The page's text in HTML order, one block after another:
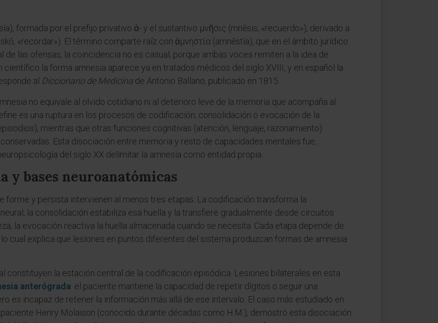
formada por el prefijo privativo ἀ- y el sustantivo μνῆσις (mnēsis, «recuerdo»), derivado a
«recordar»). El término comparte raíz con ἀμνηστία (amnēstía), que en el ámbito jurídico
de las ofensas; la coincidencia no es casual, porque ambas voces remiten a la idea de
científico la forma amnesia aparece ya en tratados médicos del siglo XVIII, y en español la
al Diccionario de Medicina de Antonio Ballano, publicado en 1815.
no equivale al olvido cotidiano ni al deterioro leve de la memoria que acompaña al
es una ruptura en los procesos de codificación, consolidación o evocación de la
mientras que otras funciones cognitivas (atención, lenguaje, razonamiento)
Esta disociación entre memoria y resto de capacidades mentales fue,
del siglo XX delimitar la amnesia como entidad propia.
y bases neuroanatómicas
forme y persista intervienen al menos tres etapas. La codificación transforma la
la consolidación estabiliza esa huella y la transfiere gradualmente desde circuitos
la evocación reactiva la huella almacenada cuando se necesita. Cada etapa depende de
cual explica que lesiones en puntos diferentes del sistema produzcan formas de amnesia
constituyen la estación central de la codificación episódica. Lesiones bilaterales en esta
anterógrada: el paciente mantiene la capacidad de repetir dígitos o seguir una
es incapaz de retener la información más allá de ese intervalo. El caso más estudiado en
Henry Molaison (conocido durante décadas como H.M.), demostró esta disociación